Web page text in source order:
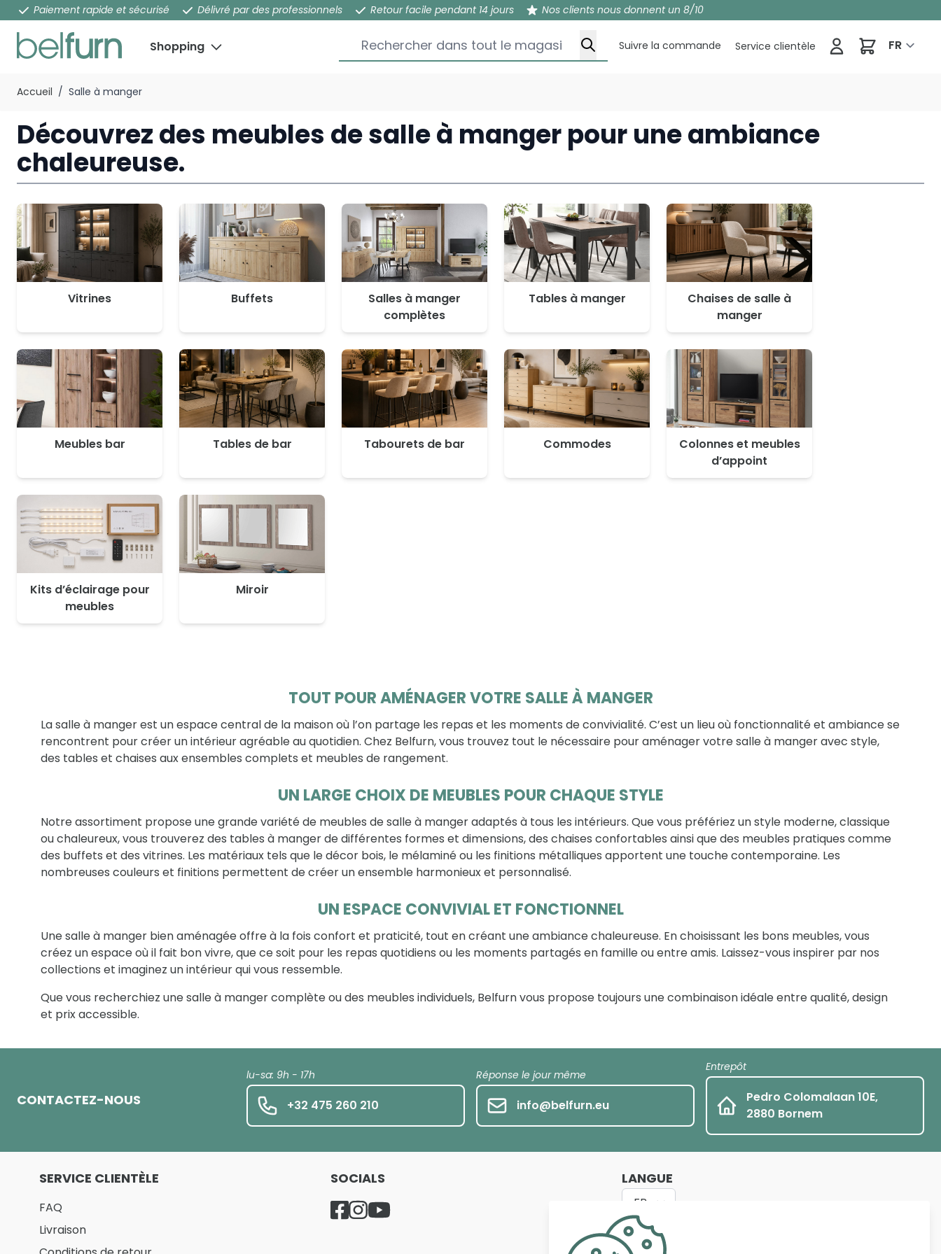
Paiement rapide et sécurisé Délivré par des professionnels Retour facile pendant 14 jours Nos clients nous donnent un 8/10
Shopping
Rechercher dans tout le magasin...
Suivre la commande Service clientèle Panier
FR
Accueil / Salle à manger
Découvrez des meubles de salle à manger pour une ambiance
chaleureuse.
Vitrines Buffets
Salles à manger
complètes
Tables à manger
Chaises de salle à
manger
Meubles bar Tables de bar Tabourets de bar Commodes
Colonnes et meubles
d’appoint
Kits d’éclairage pour
meubles
Miroir
TOUT POUR AMÉNAGER VOTRE SALLE À MANGER
La salle à manger est un espace central de la maison où l’on partage les repas et les moments de convivialité. C’est un lieu où fonctionnalité et ambiance se
rencontrent pour créer un intérieur agréable au quotidien. Chez Belfurn, vous trouvez tout le nécessaire pour aménager votre salle à manger avec style,
des tables et chaises aux ensembles complets et meubles de rangement.
UN LARGE CHOIX DE MEUBLES POUR CHAQUE STYLE
Notre assortiment propose une grande variété de meubles de salle à manger adaptés à tous les intérieurs. Que vous préfériez un style moderne, classique
ou chaleureux, vous trouverez des tables à manger de différentes formes et dimensions, des chaises confortables ainsi que des meubles pratiques comme
des buffets et des vitrines. Les matériaux tels que le décor bois, le mélaminé ou les finitions métalliques apportent une touche contemporaine. Les
nombreuses couleurs et finitions permettent de créer un ensemble harmonieux et personnalisé.
UN ESPACE CONVIVIAL ET FONCTIONNEL
Une salle à manger bien aménagée offre à la fois confort et praticité, tout en créant une ambiance chaleureuse. En choisissant les bons meubles, vous
créez un espace où il fait bon vivre, que ce soit pour les repas quotidiens ou les moments partagés en famille ou entre amis. Laissez-vous inspirer par nos
collections et imaginez un intérieur qui vous ressemble.
Que vous recherchiez une salle à manger complète ou des meubles individuels, Belfurn vous propose toujours une combinaison idéale entre qualité, design
et prix accessible.
CONTACTEZ-NOUS
lu-sa: 9h - 17h
+32 475 260 210
Réponse le jour même
info@belfurn.eu
Entrepôt
Pedro Colomalaan 10E,
2880 Bornem
SERVICE CLIENTÈLE
FAQ
Livraison
SOCIALS LANGUE
FR